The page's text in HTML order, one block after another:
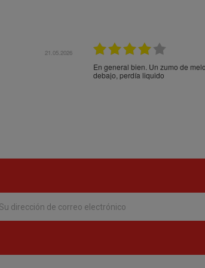
Entrega rápida y en perfecto estado, muchas